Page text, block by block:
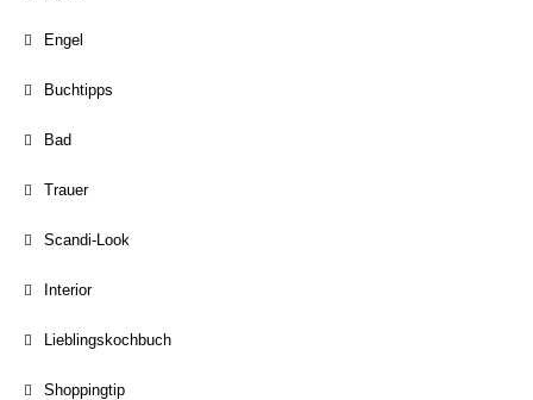
Engel
Buchtipps
Bad
Trauer
Scandi-Look
Interior
Lieblingskochbuch
Shoppingtip